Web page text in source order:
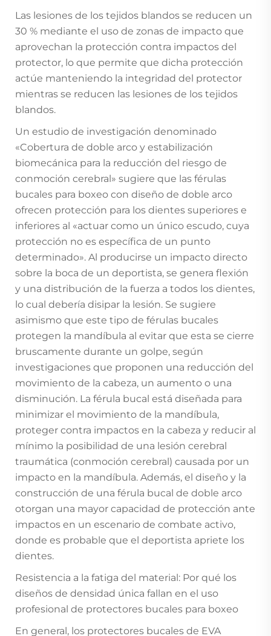
Las lesiones de los tejidos blandos se reducen un
30 % mediante el uso de zonas de impacto que
aprovechan la protección contra impactos del
protector, lo que permite que dicha protección
actúe manteniendo la integridad del protector
mientras se reducen las lesiones de los tejidos
blandos.
Un estudio de investigación denominado
«Cobertura de doble arco y estabilización
biomecánica para la reducción del riesgo de
conmoción cerebral» sugiere que las férulas
bucales para boxeo con diseño de doble arco
ofrecen protección para los dientes superiores e
inferiores al «actuar como un único escudo, cuya
protección no es específica de un punto
determinado». Al producirse un impacto directo
sobre la boca de un deportista, se genera flexión
y una distribución de la fuerza a todos los dientes,
lo cual debería disipar la lesión. Se sugiere
asimismo que este tipo de férulas bucales
protegen la mandíbula al evitar que esta se cierre
bruscamente durante un golpe, según
investigaciones que proponen una reducción del
movimiento de la cabeza, un aumento o una
disminución. La férula bucal está diseñada para
minimizar el movimiento de la mandíbula,
proteger contra impactos en la cabeza y reducir al
mínimo la posibilidad de una lesión cerebral
traumática (conmoción cerebral) causada por un
impacto en la mandíbula. Además, el diseño y la
construcción de una férula bucal de doble arco
otorgan una mayor capacidad de protección ante
impactos en un escenario de combate activo,
donde es probable que el deportista apriete los
dientes.
Resistencia a la fatiga del material: Por qué los
diseños de densidad única fallan en el uso
profesional de protectores bucales para boxeo
En general, los protectores bucales de EVA